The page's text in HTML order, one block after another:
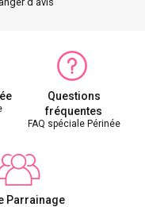
Questions
fréquentes
FAQ spéciale Périnée
Parrainage